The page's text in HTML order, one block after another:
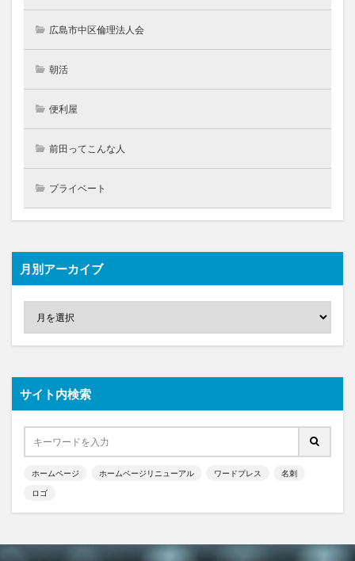
広島市中区倫理法人会
朝活
便利屋
前田ってこんな人
プライベート
月別アーカイブ
サイト内検索
ホームページ ホームページリニューアル ワードプレス 名刺
ロゴ